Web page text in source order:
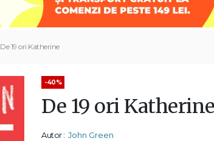
De 19 ori Katherine
-40%
De 19 ori Katherine
Autor : John Green